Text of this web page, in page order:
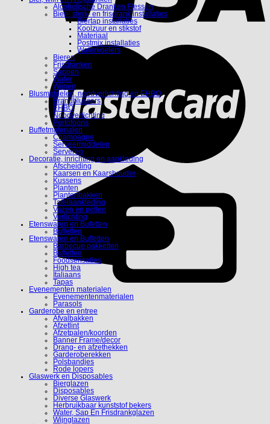
Alcoholische Dranken Flessen
Bier-, sterk- en frisdrank installaties
Biertap installaties
Koolzuur en stikstof
Materiaal
Postmix installaties
Waterkoelers
Bieren
Frisdranken
Sappen
Water
Wijnen
Blusmiddelen, noodverlichting en EHBO
Brandblussers
EHBO
Noodverlichting
Portofoons
Buffetmaterialen
Champagne
Serveermiddelen
Serveren
Decoratie, inrichting en aankleding
Afscheiding
Kaarsen en Kaarshouder
Kussens
Planten
Plantenbakken
Tafelaankleding
Vazen en potten
Verlichting
Etenswaren en Bufetten
Buffetten
Etenswaren en Buffetten
Barbecue pakketten
Buffetten
Foodsensaties
High tea
Italiaans
Tapas
Evenementen materialen
Evenementenmaterialen
Parasols
Garderobe en entree
Afvalbakken
Afzetlint
Afzetpalen/koorden
Banner Frame/decor
Drang- en afzethekken
Garderoberekken
Polsbandjes
Rode lopers
Glaswerk en Disposables
Bierglazen
Disposables
Diverse Glaswerk
Herbruikbaar kunststof bekers
Water, Sap En Frisdrankglazen
Wijnglazen